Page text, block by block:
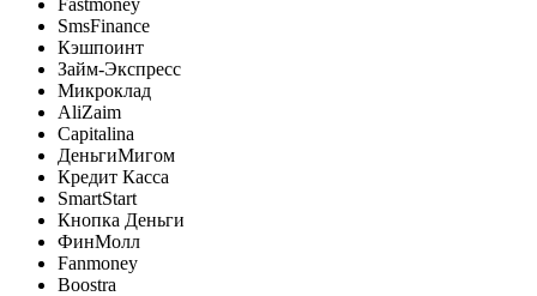
SmsFinance
Кэшпоинт
Займ-Экспресс
Микроклад
AliZaim
Capitalina
ДеньгиМигом
Кредит Касса
SmartStart
Кнопка Деньги
ФинМолл
Fanmoney
Boostra